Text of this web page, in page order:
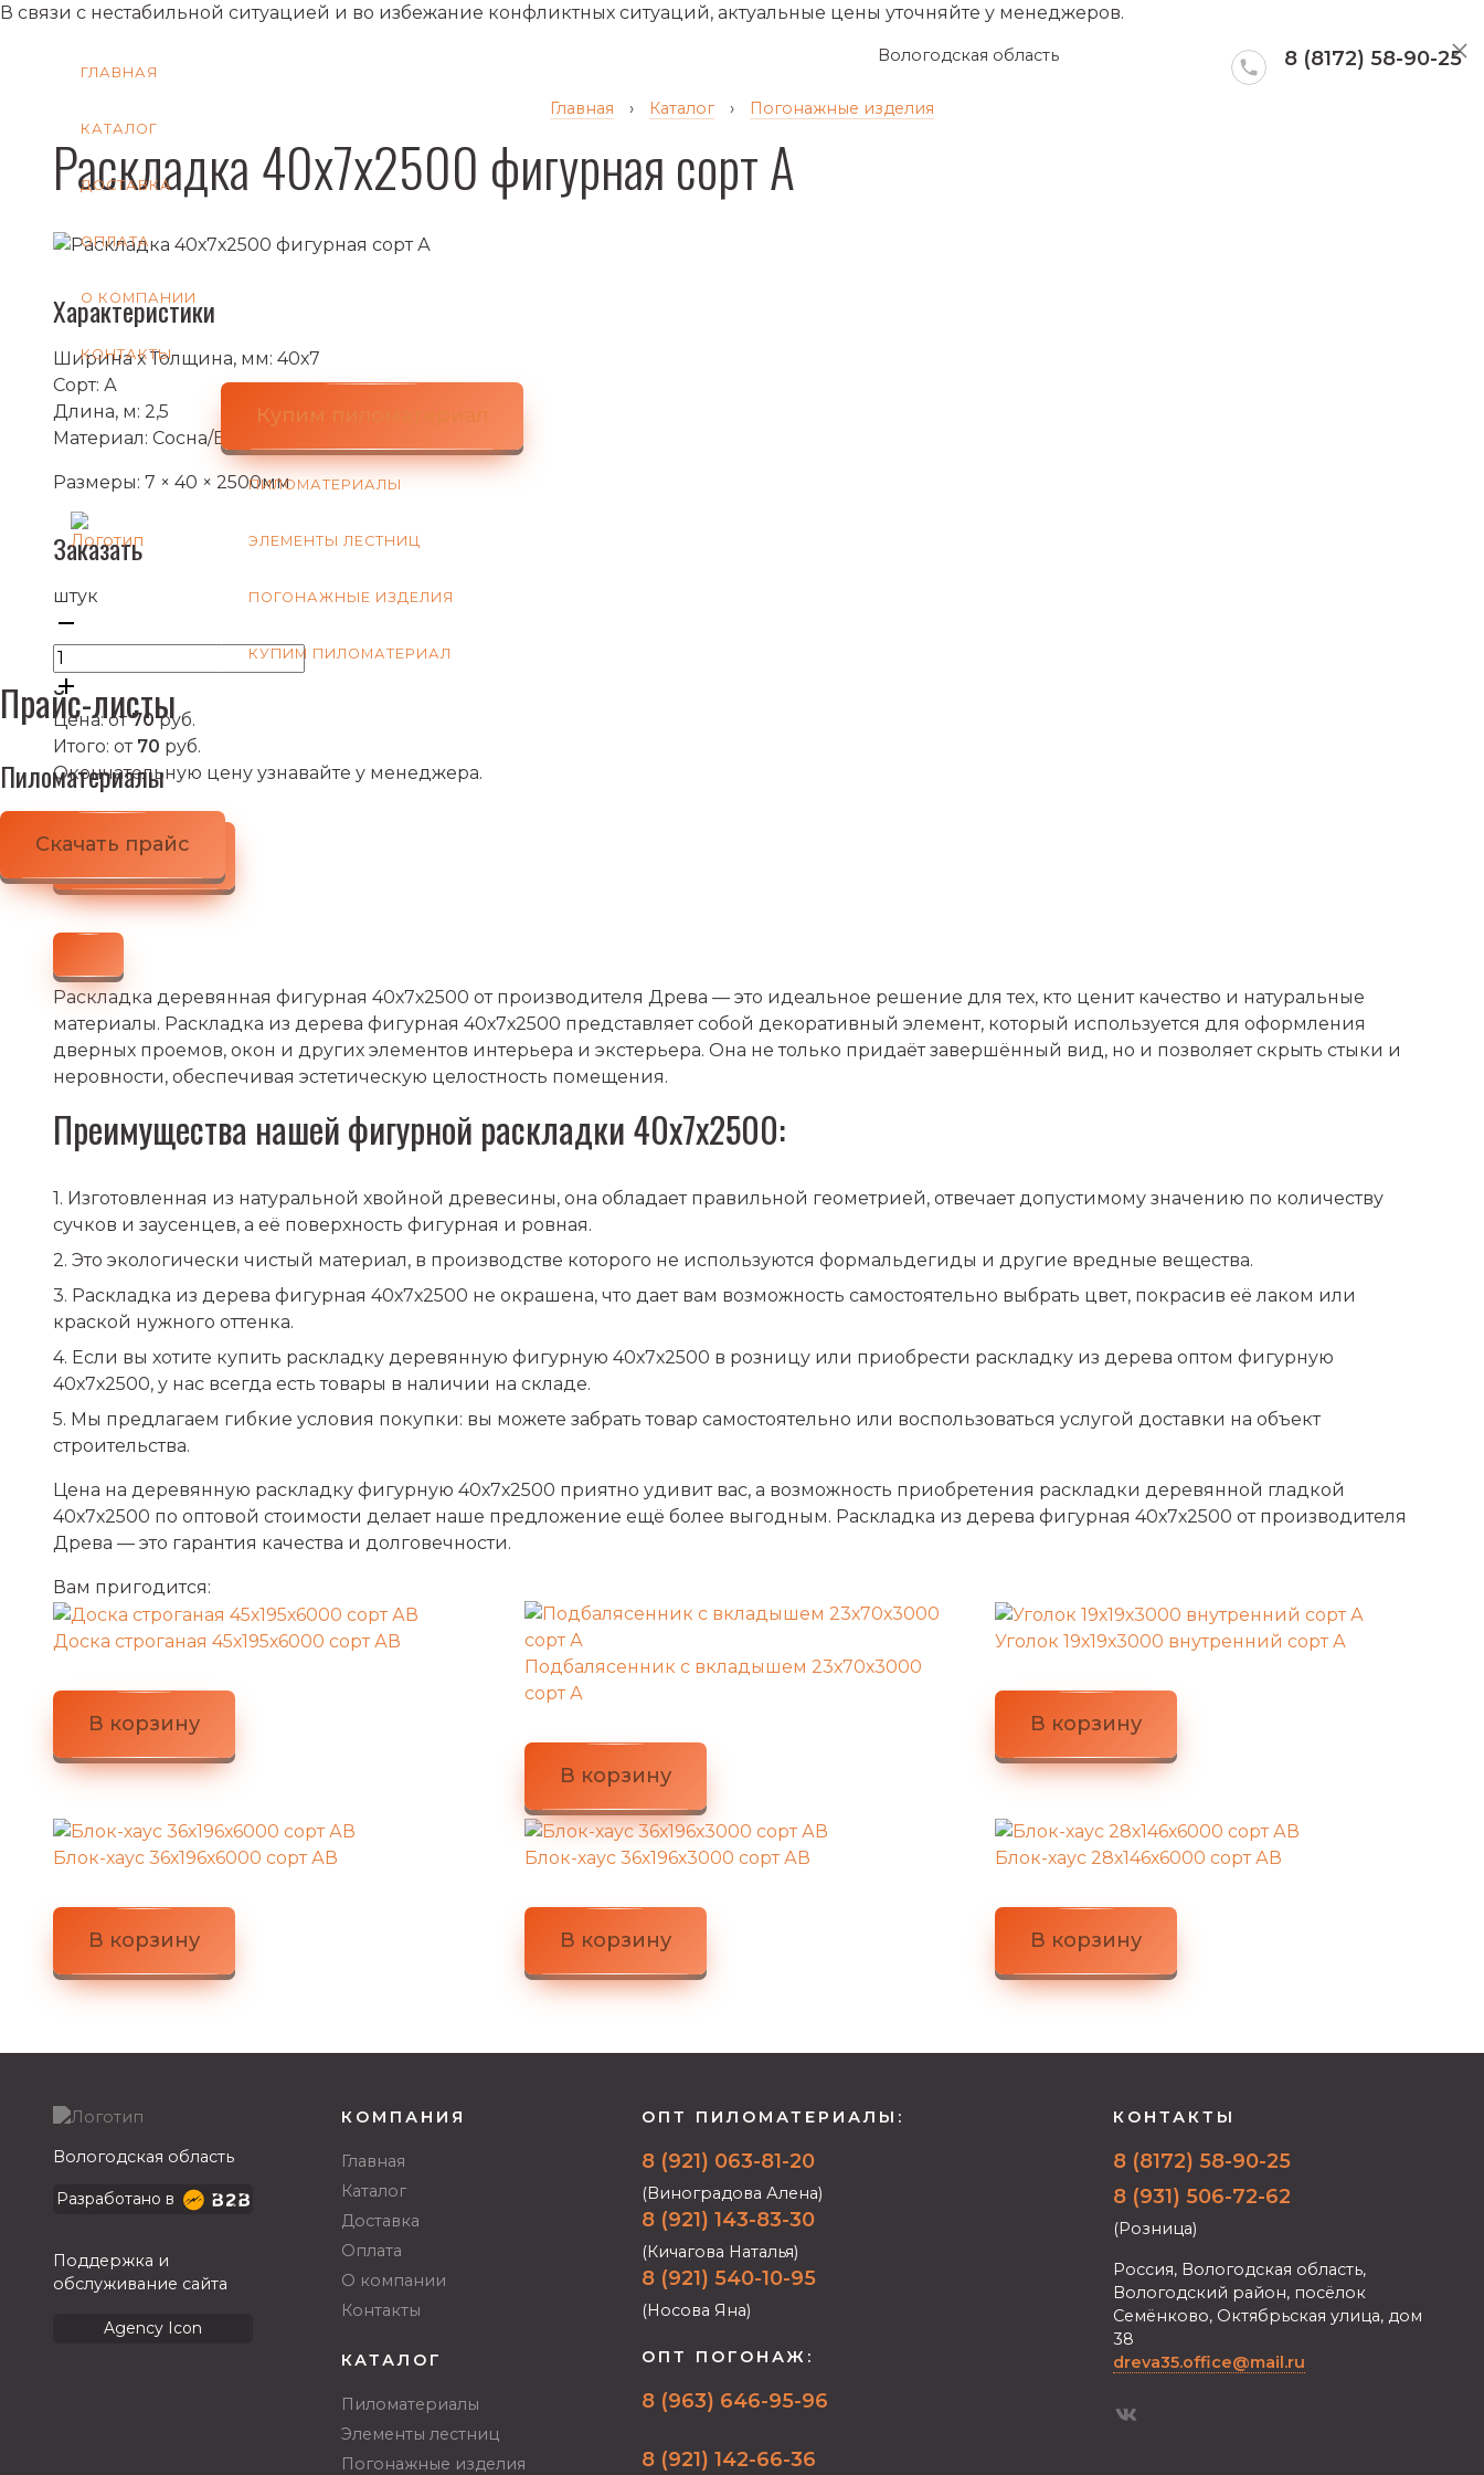
В связи с нестабильной ситуацией и во избежание конфликтных ситуаций, актуальные цены уточняйте у менеджеров.
ГЛАВНАЯ
КАТАЛОГ
ДОСТАВКА
ОПЛАТА
О КОМПАНИИ
КОНТАКТЫ
Вологодская область 8 (8172) 58-90-25
Купим пиломатериал
ПИЛОМАТЕРИАЛЫ
ЭЛЕМЕНТЫ ЛЕСТНИЦ
ПОГОНАЖНЫЕ ИЗДЕЛИЯ
КУПИМ ПИЛОМАТЕРИАЛ
Прайс-листы
Пиломатериалы
Скачать прайс
Главная › Каталог › Погонажные изделия
Раскладка 40х7х2500 фигурная сорт А
Характеристики
Ширина х Толщина, мм: 40х7
Сорт: А
Длина, м: 2,5
Материал: Сосна/Ель
Размеры: 7 × 40 × 2500мм
Заказать
штук
Цена: от70руб.
Итого: от 70 руб.
Окончательную цену узнавайте у менеджера.
В корзину
Раскладка деревянная фигурная 40х7х2500 от производителя Древа — это идеальное решение для тех, кто ценит качество и натуральные
материалы. Раскладка из дерева фигурная 40х7х2500 представляет собой декоративный элемент, который используется для оформления
дверных проемов, окон и других элементов интерьера и экстерьера. Она не только придаёт завершённый вид, но и позволяет скрыть стыки и
неровности, обеспечивая эстетическую целостность помещения.
Преимущества нашей фигурной раскладки 40х7х2500:
Изготовленная из натуральной хвойной древесины, она обладает правильной геометрией, отвечает допустимому значению по количеству
сучков и заусенцев, а её поверхность фигурная и ровная.
Это экологически чистый материал, в производстве которого не используются формальдегиды и другие вредные вещества.
Раскладка из дерева фигурная 40х7х2500 не окрашена, что дает вам возможность самостоятельно выбрать цвет, покрасив её лаком или
краской нужного оттенка.
Если вы хотите купить раскладку деревянную фигурную 40х7х2500 в розницу или приобрести раскладку из дерева оптом фигурную
40х7х2500, у нас всегда есть товары в наличии на складе.
Мы предлагаем гибкие условия покупки: вы можете забрать товар самостоятельно или воспользоваться услугой доставки на объект
строительства.
Цена на деревянную раскладку фигурную 40х7х2500 приятно удивит вас, а возможность приобретения раскладки деревянной гладкой
40х7х2500 по оптовой стоимости делает наше предложение ещё более выгодным. Раскладка из дерева фигурная 40х7х2500 от производителя
Древа — это гарантия качества и долговечности.
Вам пригодится:
Доска строганая 45х195х6000 сорт АВ
В корзину
Подбалясенник с вкладышем 23х70х3000
сорт А
В корзину
Уголок 19х19х3000 внутренний сорт А
В корзину
Блок-хаус 36х196х6000 сорт АВ
В корзину
Блок-хаус 36х196х3000 сорт АВ
В корзину
Блок-хаус 28х146х6000 сорт АВ
В корзину
Вологодская область
Разработано в
Поддержка и
обслуживание сайта
Agency Icon
КОМПАНИЯ
Главная
Каталог
Доставка
Оплата
О компании
Контакты
КАТАЛОГ
Пиломатериалы
Элементы лестниц
Погонажные изделия
ОПТ ПИЛОМАТЕРИАЛЫ:
8 (921) 063-81-20
(Виноградова Алена)
8 (921) 143-83-30
(Кичагова Наталья)
8 (921) 540-10-95
(Носова Яна)
ОПТ ПОГОНАЖ:
8 (963) 646-95-96
8 (921) 142-66-36
КОНТАКТЫ
8 (8172) 58-90-25
8 (931) 506-72-62
(Розница)
Россия, Вологодская область,
Вологодский район, посёлок
Семёнково, Октябрьская улица, дом
38
dreva35.office@mail.ru